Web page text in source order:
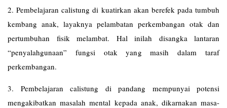
2. Pembelajaran calistung di kuatirkan akan berefek pada tumbuh
kembang anak, layaknya pelambatan perkembangan otak dan
pertumbuhan fisik melambat. Hal inilah disangka lantaran
“penyalahgunaan” fungsi otak yang masih dalam taraf
perkembangan.
3. Pembelajaran calistung di pandang mempunyai potensi
mengakibatkan masalah mental kepada anak, dikarnakan masa-